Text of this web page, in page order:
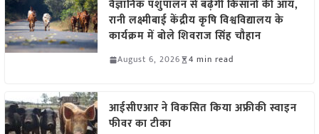
वैज्ञानिक पशुपालन से बढ़ेगी किसानों की आय,
रानी लक्ष्मीबाई केंद्रीय कृषि विश्वविद्यालय के
कार्यक्रम में बोले शिवराज सिंह चौहान
August 6, 2026 4 min read
आईसीएआर ने विकसित किया अफ्रीकी स्वाइन
फीवर का टीका